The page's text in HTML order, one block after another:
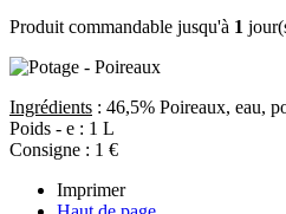
Produit commandable jusqu'à 1
Ingrédients : 46,5% Poireaux, eau,
Poids - e : 1 L
Consigne : 1 €
Imprimer